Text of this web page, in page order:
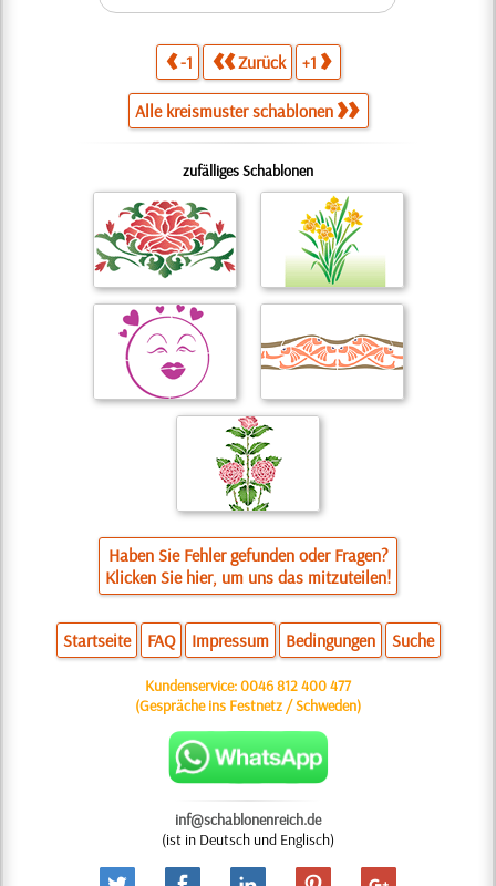
-1 Zurück +1
Alle kreismuster schablonen
zufälliges Schablonen
Haben Sie Fehler gefunden oder Fragen?
Klicken Sie hier, um uns das mitzuteilen!
Startseite FAQ Impressum Bedingungen Suche
Kundenservice:0046 812 400 477
(Gespräche ins Festnetz / Schweden)
inf@schablonenreich.de
(ist in Deutsch und Englisch)